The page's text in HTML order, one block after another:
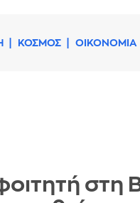
ΚΟΣΜΟΣ ΟΙΚΟΝΟΜΙΑ
στη